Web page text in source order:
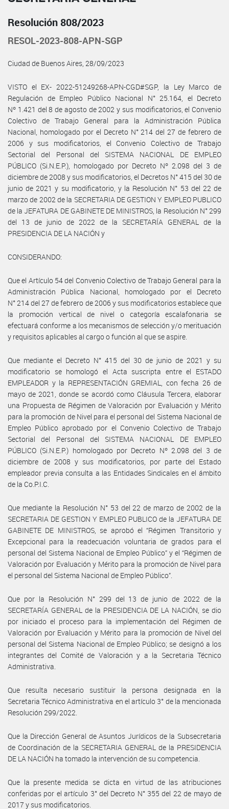
Resolución 808/2023
RESOL-2023-808-APN-SGP
Ciudad de Buenos Aires, 28/09/2023
VISTO el EX- 2022-51249268-APN-CGD#SGP, la Ley Marco de
Regulación de Empleo Público Nacional N° 25.164, el Decreto
Nº 1.421 del 8 de agosto de 2002 y sus modificatorios, el Convenio
Colectivo de Trabajo General para la Administración Pública
Nacional, homologado por el Decreto N° 214 del 27 de febrero de
2006 y sus modificatorios, el Convenio Colectivo de Trabajo
Sectorial del Personal del SISTEMA NACIONAL DE EMPLEO
PÚBLICO (Si.N.E.P.), homologado por Decreto Nº 2.098 del 3 de
diciembre de 2008 y sus modificatorios, el Decretos N° 415 del 30 de
junio de 2021 y su modificatorio, y la Resolución N° 53 del 22 de
marzo de 2002 de la SECRETARIA DE GESTION Y EMPLEO PUBLICO
de la JEFATURA DE GABINETE DE MINISTROS, la Resolución N° 299
del 13 de junio de 2022 de la SECRETARÍA GENERAL de la
PRESIDENCIA DE LA NACIÓN y
CONSIDERANDO:
Que el Artículo 54 del Convenio Colectivo de Trabajo General para la
Administración Pública Nacional, homologado por el Decreto
N° 214 del 27 de febrero de 2006 y sus modificatorios establece que
la promoción vertical de nivel o categoría escalafonaria se
efectuará conforme a los mecanismos de selección y/o merituación
y requisitos aplicables al cargo o función al que se aspire.
Que mediante el Decreto N° 415 del 30 de junio de 2021 y su
modificatorio se homologó el Acta suscripta entre el ESTADO
EMPLEADOR y la REPRESENTACIÓN GREMIAL, con fecha 26 de
mayo de 2021, donde se acordó como Cláusula Tercera, elaborar
una Propuesta de Régimen de Valoración por Evaluación y Mérito
para la promoción de Nivel para el personal del Sistema Nacional de
Empleo Público aprobado por el Convenio Colectivo de Trabajo
Sectorial del Personal del SISTEMA NACIONAL DE EMPLEO
PÚBLICO (Si.N.E.P.) homologado por Decreto Nº 2.098 del 3 de
diciembre de 2008 y sus modificatorios, por parte del Estado
empleador previa consulta a las Entidades Sindicales en el ámbito
de la Co.P.I.C.
Que mediante la Resolución N° 53 del 22 de marzo de 2002 de la
SECRETARIA DE GESTION Y EMPLEO PUBLICO de la JEFATURA DE
GABINETE DE MINISTROS, se aprobó el “Régimen Transitorio y
Excepcional para la readecuación voluntaria de grados para el
personal del Sistema Nacional de Empleo Público” y el “Régimen de
Valoración por Evaluación y Mérito para la promoción de Nivel para
el personal del Sistema Nacional de Empleo Público”.
Que por la Resolución N° 299 del 13 de junio de 2022 de la
SECRETARÍA GENERAL de la PRESIDENCIA DE LA NACIÓN, se dio
por iniciado el proceso para la implementación del Régimen de
Valoración por Evaluación y Mérito para la promoción de Nivel del
personal del Sistema Nacional de Empleo Público; se designó a los
integrantes del Comité de Valoración y a la Secretaria Técnico
Administrativa.
Que resulta necesario sustituir la persona designada en la
Secretaria Técnico Administrativa en el artículo 3° de la mencionada
Resolución 299/2022.
Que la Dirección General de Asuntos Jurídicos de la Subsecretaria
de Coordinación de la SECRETARIA GENERAL de la PRESIDENCIA
DE LA NACIÓN ha tomado la intervención de su competencia.
Que la presente medida se dicta en virtud de las atribuciones
conferidas por el artículo 3° del Decreto N° 355 del 22 de mayo de
2017 y sus modificatorios.